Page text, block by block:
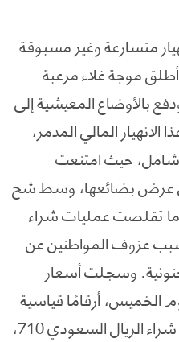
متسارعة وغير مسبوقة
موجة غلاء مرعبة
بالأوضاع المعيشية إلى
المالي المدمر،
حيث امتنعت
عرض بضائعها، وسط شح
تقلصت عمليات شراء
عزوف المواطنين عن
وسجلت أسعار
الخميس، أرقامًا قياسية
غير مسبوقة، حيث بلغ سعر شراء الريال السعودي 710،